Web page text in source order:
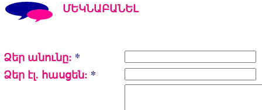
ՄԵԿՆԱԲԱՆԵԼ
Ձեր անունը: *
Ձեր էլ. հասցեն: *